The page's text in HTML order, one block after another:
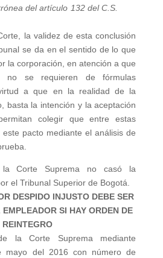
del artículo 132 del C.S.
la validez de esta conclusión
se da en el sentido de lo que
la corporación, en atención a que
no se requieren de fórmulas
a que en la realidad de la
basta la intención y la aceptación
colegir que entre estas
pacto mediante el análisis de
la Corte Suprema no casó la
el Tribunal Superior de Bogotá.
DESPIDO INJUSTO DEBE SER
SI HAY ORDEN DE
REINTEGRO
la Corte Suprema mediante
mayo del 2016 con número de